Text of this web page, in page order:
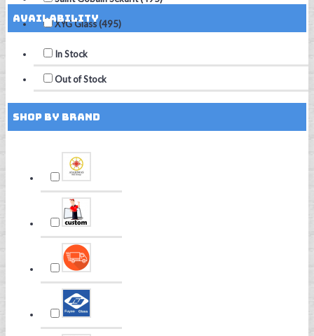
XYG Glass (495)
Availability
In Stock
Out of Stock
Shop by Brand